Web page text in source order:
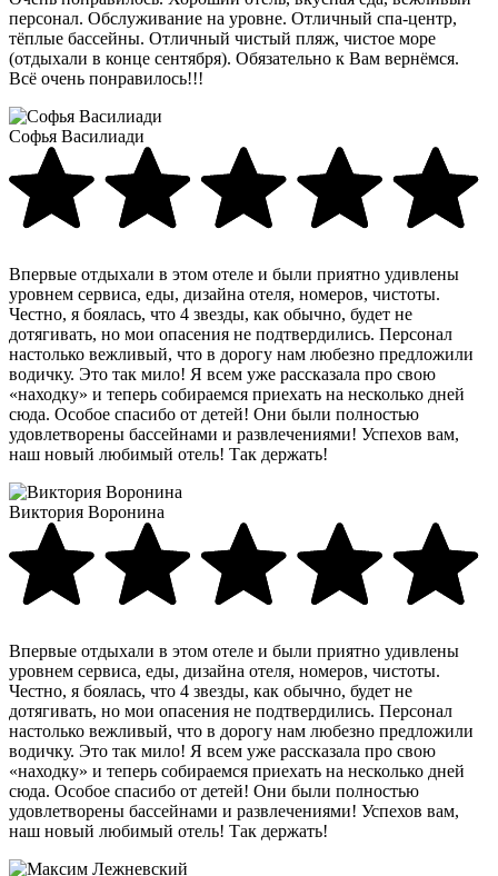
персонал. Обслуживание на уровне. Отличный спа-центр,
тёплые бассейны. Отличный чистый пляж, чистое море
(отдыхали в конце сентября). Обязательно к Вам вернёмся.
Всё очень понравилось!!!
Софья Василиади
Впервые отдыхали в этом отеле и были приятно удивлены
уровнем сервиса, еды, дизайна отеля, номеров, чистоты.
Честно, я боялась, что 4 звезды, как обычно, будет не
дотягивать, но мои опасения не подтвердились. Персонал
настолько вежливый, что в дорогу нам любезно предложили
водичку. Это так мило! Я всем уже рассказала про свою
«находку» и теперь собираемся приехать на несколько дней
сюда. Особое спасибо от детей! Они были полностью
удовлетворены бассейнами и развлечениями! Успехов вам,
наш новый любимый отель! Так держать!
Виктория Воронина
Впервые отдыхали в этом отеле и были приятно удивлены
уровнем сервиса, еды, дизайна отеля, номеров, чистоты.
Честно, я боялась, что 4 звезды, как обычно, будет не
дотягивать, но мои опасения не подтвердились. Персонал
настолько вежливый, что в дорогу нам любезно предложили
водичку. Это так мило! Я всем уже рассказала про свою
«находку» и теперь собираемся приехать на несколько дней
сюда. Особое спасибо от детей! Они были полностью
удовлетворены бассейнами и развлечениями! Успехов вам,
наш новый любимый отель! Так держать!